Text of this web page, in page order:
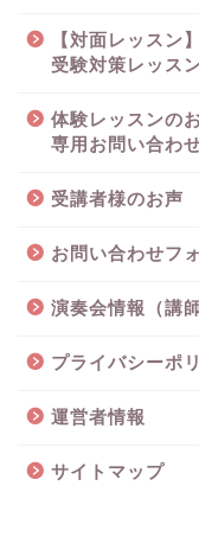
【対面レッスン
受験対策レッス
体験レッスンの
専用お問い合わ
受講者様のお声
お問い合わせフ
演奏会情報（講師
プライバシーポ
運営者情報
サイトマップ